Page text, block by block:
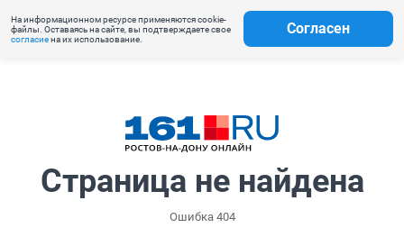
На информационном ресурсе применяются cookie-
файлы. Оставаясь на сайте, вы подтверждаете свое
согласиена их использование.
Согласен
Страница не найдена
Ошибка 404